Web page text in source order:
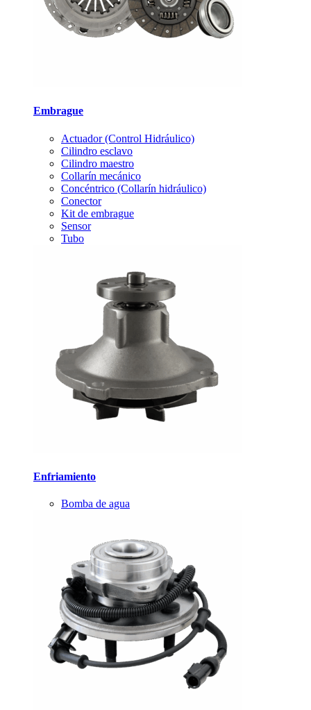
Embrague
Actuador (Control Hidráulico)
Cilindro esclavo
Cilindro maestro
Collarín mecánico
Concéntrico (Collarín hidráulico)
Conector
Kit de embrague
Sensor
Tubo
Enfriamiento
Bomba de agua